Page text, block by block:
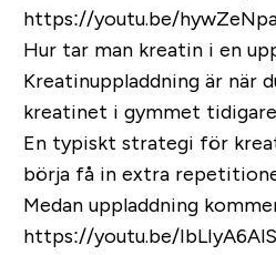
https://youtu.be/
Hur tar man kreatin i en
Kreatinuppladdning är när
kreatinet i gymmet
En typiskt strategi för
börja få in extra
Medan uppladdning
https://youtu.be/